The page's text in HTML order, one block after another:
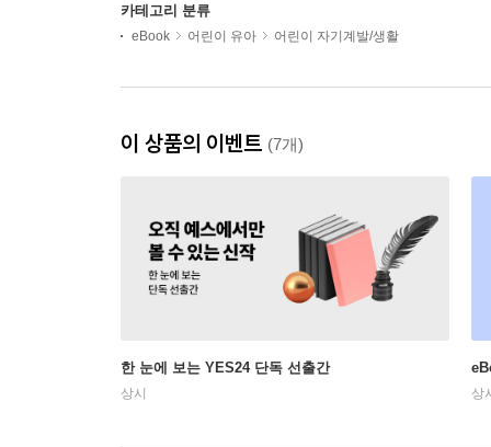
카테고리 분류
eBook 어린이 유아 어린이 자기계발/생활
이 상품의 이벤트 (7개)
한 눈에 보는 YES24 단독 선출간
상시 상